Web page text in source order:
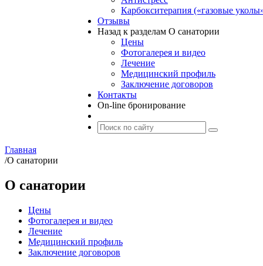
Карбокситерапия («газовые
Отзывы
Назад к разделам О санатории
Цены
Фотогалерея и видео
Лечение
Медицинский профиль
Заключение договоров
Контакты
On-line бронирование
Главная
/О санатории
О санатории
Цены
Фотогалерея и видео
Лечение
Медицинский профиль
Заключение договоров